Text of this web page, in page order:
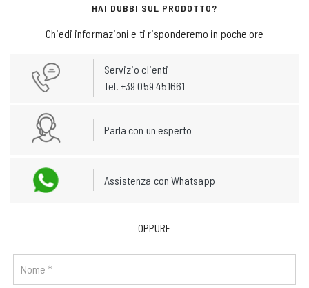
HAI DUBBI SUL PRODOTTO?
Chiedi informazioni e ti risponderemo in poche ore
Servizio clienti
Tel. +39 059 451661
Parla con un esperto
Assistenza con Whatsapp
OPPURE